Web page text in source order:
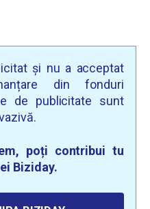
și nu a acceptat
din fonduri
de publicitate sunt
poți contribui tu
Biziday.